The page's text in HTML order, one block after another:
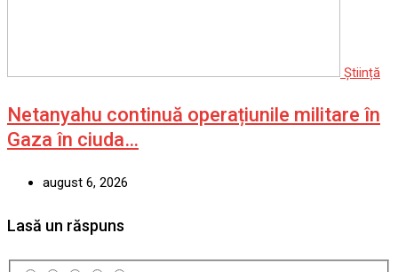
Știință
Netanyahu continuă operațiunile militare în
Gaza în ciuda…
august 6, 2026
Lasă un răspuns